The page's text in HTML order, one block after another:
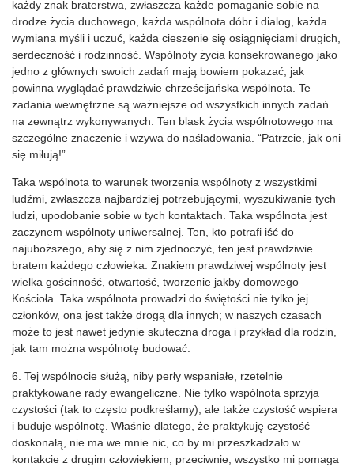
każdy znak braterstwa, zwłaszcza każde pomaganie sobie na
drodze życia duchowego, każda wspólnota dóbr i dialog, każda
wymiana myśli i uczuć, każda cieszenie się osiągnięciami drugich,
serdeczność i rodzinność. Wspólnoty życia konsekrowanego jako
jedno z głównych swoich zadań mają bowiem pokazać, jak
powinna wyglądać prawdziwie chrześcijańska wspólnota. Te
zadania wewnętrzne są ważniejsze od wszystkich innych zadań
na zewnątrz wykonywanych. Ten blask życia wspólnotowego ma
szczególne znaczenie i wzywa do naśladowania. “Patrzcie, jak oni
się miłują!”
Taka wspólnota to warunek tworzenia wspólnoty z wszystkimi
ludźmi, zwłaszcza najbardziej potrzebującymi, wyszukiwanie tych
ludzi, upodobanie sobie w tych kontaktach. Taka wspólnota jest
zaczynem wspólnoty uniwersalnej. Ten, kto potrafi iść do
najuboższego, aby się z nim zjednoczyć, ten jest prawdziwie
bratem każdego człowieka. Znakiem prawdziwej wspólnoty jest
wielka gościnność, otwartość, tworzenie jakby domowego
Kościoła. Taka wspólnota prowadzi do świętości nie tylko jej
członków, ona jest także drogą dla innych; w naszych czasach
może to jest nawet jedynie skuteczna droga i przykład dla rodzin,
jak tam można wspólnotę budować.
6. Tej wspólnocie służą, niby perły wspaniałe, rzetelnie
praktykowane rady ewangeliczne. Nie tylko wspólnota sprzyja
czystości (tak to często podkreślamy), ale także czystość wspiera
i buduje wspólnotę. Właśnie dlatego, że praktykuję czystość
doskonałą, nie ma we mnie nic, co by mi przeszkadzało w
kontakcie z drugim człowiekiem; przeciwnie, wszystko mi pomaga